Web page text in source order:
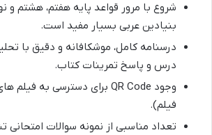
شروع با مرور قواعد پایه هفتم، هشتم و
بنیادین عربی بسیار مفید است.
درسنامه کامل، موشکافانه و دقیق با
درس و پاسخ تمرینات کتاب.
فیلم).
تعداد مناسبی از نمونه سوالات